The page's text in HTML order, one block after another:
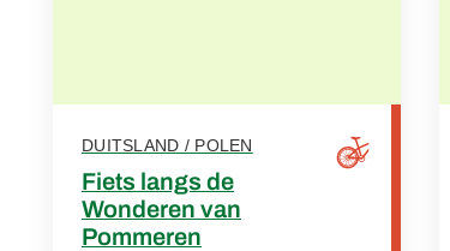
DUITSLAND / POLEN
Fiets langs de
Wonderen van
Pommeren